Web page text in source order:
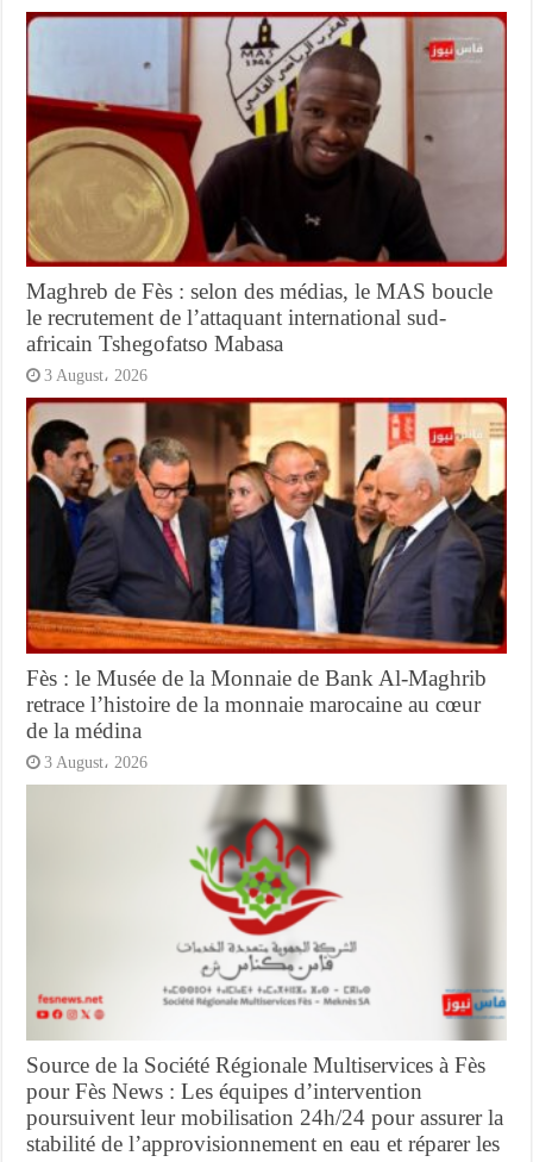
Maghreb de Fès : selon des médias, le MAS boucle
le recrutement de l’attaquant international sud-
africain Tshegofatso Mabasa
3 August، 2026
Fès : le Musée de la Monnaie de Bank Al-Maghrib
retrace l’histoire de la monnaie marocaine au cœur
de la médina
3 August، 2026
Source de la Société Régionale Multiservices à Fès
pour Fès News : Les équipes d’intervention
poursuivent leur mobilisation 24h/24 pour assurer la
stabilité de l’approvisionnement en eau et réparer les